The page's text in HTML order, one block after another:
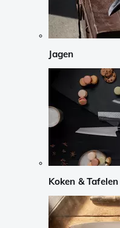
Jagen
Koken & Tafelen